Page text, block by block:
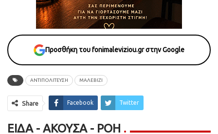
Προσθήκη του fonimaleviziou.gr στην Google
ΑΝΤΙΠΟΛΙΤΕΥΣΗ ΜΑΛΕΒΙΖΙ
Share Facebook Twitter
ΕΊΔΑ - ΆΚΟΥΣΑ - ΡΟΗ